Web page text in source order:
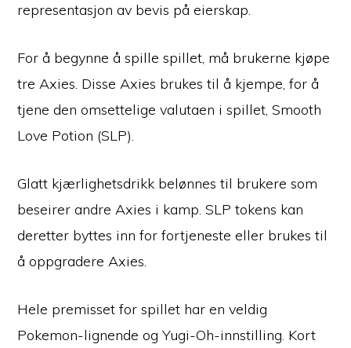
representasjon av bevis på eierskap.
For å begynne å spille spillet, må brukerne kjøpe
tre Axies. Disse Axies brukes til å kjempe, for å
tjene den omsettelige valutaen i spillet, Smooth
Love Potion (SLP).
Glatt kjærlighetsdrikk belønnes til brukere som
beseirer andre Axies i kamp. SLP tokens kan
deretter byttes inn for fortjeneste eller brukes til
å oppgradere Axies.
Hele premisset for spillet har en veldig
Pokemon-lignende og Yugi-Oh-innstilling. Kort